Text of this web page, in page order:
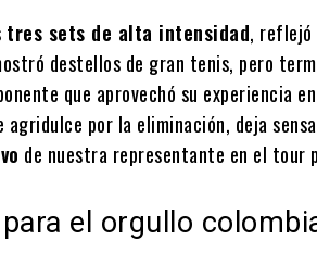
tres sets de alta intensidad, reflejó
destellos de gran tenis, pero
que aprovechó su experiencia
agridulce por la eliminación, deja
de nuestra representante en el tour
el orgullo